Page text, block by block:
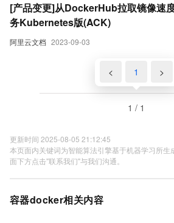
阿里云文档 2023-09-03
[产品变更]从DockerHub拉取镜像速
务Kubernetes版(ACK)
< 1 >
1 / 1
更新时间 2025-08-05 21:12:45
本页面内关键词为智能算法引擎基于机器学习所生
面下方点击"联系我们"与我们沟通。
容器docker相关内容